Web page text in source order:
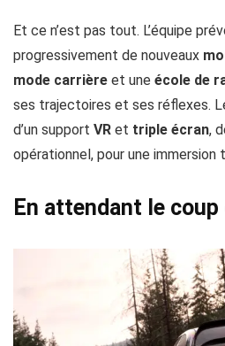
Et ce n’est pas tout. L’équipe
progressivement de nouveaux
mode carrière et une école de
ses trajectoires et ses réflexes.
d’un support VR et triple écran,
opérationnel, pour une immersion
En attendant le coup